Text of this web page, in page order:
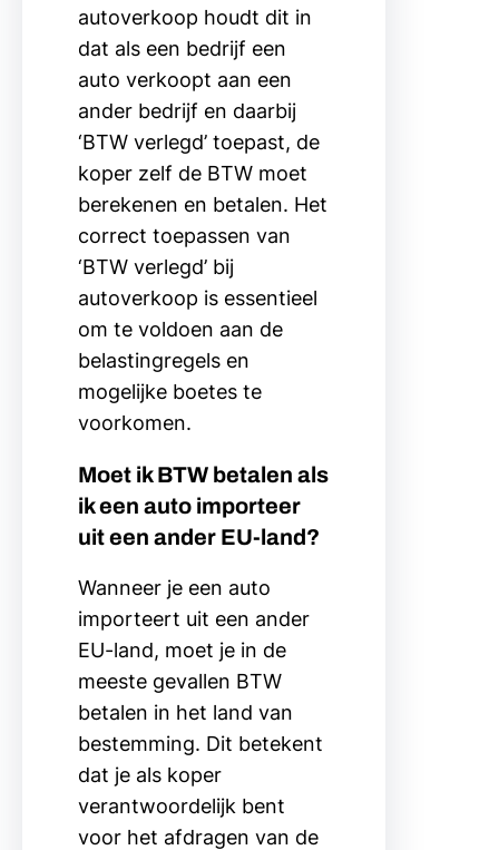
autoverkoop houdt dit in
dat als een bedrijf een
auto verkoopt aan een
ander bedrijf en daarbij
‘BTW verlegd’ toepast, de
koper zelf de BTW moet
berekenen en betalen. Het
correct toepassen van
‘BTW verlegd’ bij
autoverkoop is essentieel
om te voldoen aan de
belastingregels en
mogelijke boetes te
voorkomen.
Moet ik BTW betalen als
ik een auto importeer
uit een ander EU-land?
Wanneer je een auto
importeert uit een ander
EU-land, moet je in de
meeste gevallen BTW
betalen in het land van
bestemming. Dit betekent
dat je als koper
verantwoordelijk bent
voor het afdragen van de